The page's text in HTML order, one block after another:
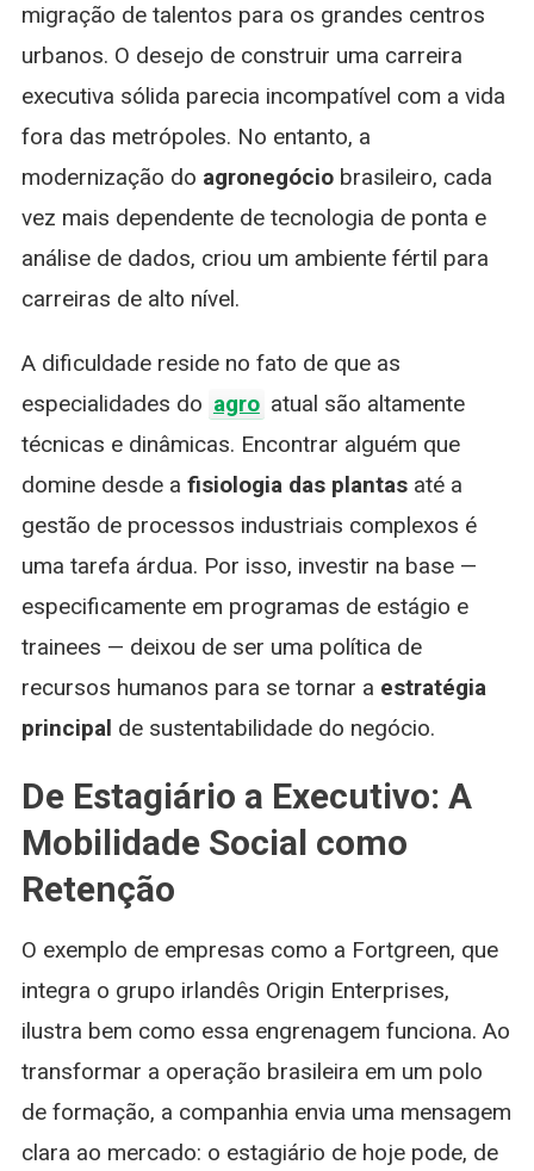
migração de talentos para os grandes centros
urbanos. O desejo de construir uma carreira
executiva sólida parecia incompatível com a vida
fora das metrópoles. No entanto, a
modernização do agronegóciobrasileiro, cada
vez mais dependente de tecnologia de ponta e
análise de dados, criou um ambiente fértil para
carreiras de alto nível.
A dificuldade reside no fato de que as
especialidades do agro atual são altamente
técnicas e dinâmicas. Encontrar alguém que
domine desde a fisiologia das plantasaté a
gestão de processos industriais complexos é
uma tarefa árdua. Por isso, investir na base —
especificamente em programas de estágio e
trainees — deixou de ser uma política de
recursos humanos para se tornar a estratégia
principal de sustentabilidade do negócio.
De Estagiário a Executivo: A
Mobilidade Social como
Retenção
O exemplo de empresas como a Fortgreen, que
integra o grupo irlandês Origin Enterprises,
ilustra bem como essa engrenagem funciona. Ao
transformar a operação brasileira em um polo
de formação, a companhia envia uma mensagem
clara ao mercado: o estagiário de hoje pode, de